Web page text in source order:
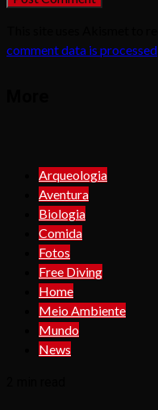
comment data is processed
Arqueologia
Aventura
Biologia
Comida
Fotos
Free Diving
Home
Meio Ambiente
Mundo
News